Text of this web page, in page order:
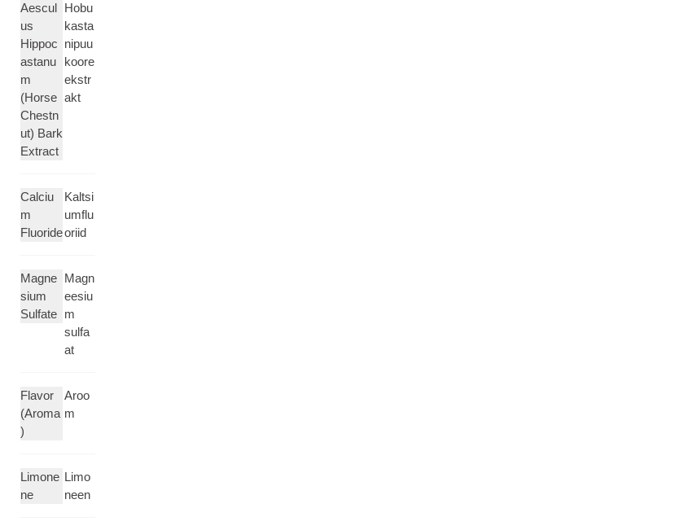
Aescul
us
Hippoc
astanu
m
(Horse
Chestn
ut) Bark
Extract
Hobu
kasta
nipuu
koore
ekstr
akt
Calciu
m
Fluoride
Kaltsi
umflu
oriid
Magne
sium
Sulfate
Magn
eesiu
m
sulfa
at
Flavor
(Aroma
)
Aroo
m
Limone
ne
Limo
neen